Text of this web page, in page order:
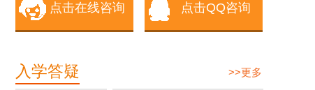
点击在线咨询 点击QQ咨询
入学答疑 >>更多